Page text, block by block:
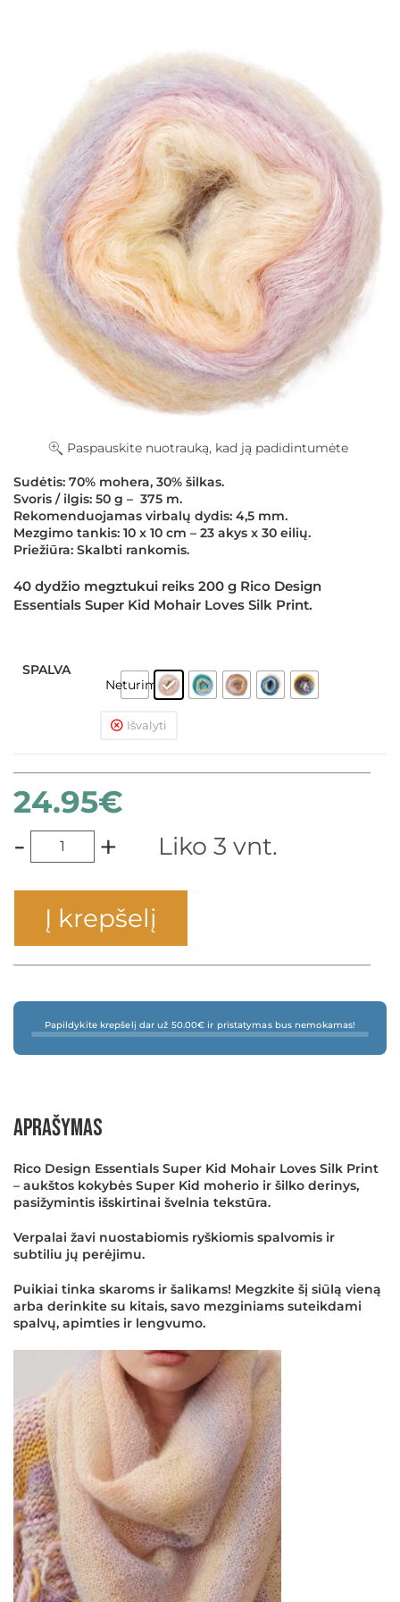
Paspauskite nuotrauką, kad ją padidintumėte
Sudėtis: 70% mohera, 30% šilkas.
Svoris / ilgis: 50 g – 375 m.
Rekomenduojamas virbalų dydis: 4,5 mm.
Mezgimo tankis: 10 x 10 cm – 23 akys x 30 eilių.
Priežiūra: Skalbti rankomis.
40 dydžio megztukui reiks 200 g Rico Design
Essentials Super Kid Mohair Loves Silk Print.
SPALVA
Neturime
Išvalyti
24.95€
- + Liko 3 vnt.
Į krepšelį
Papildykite krepšelį dar už 50.00€ ir pristatymas bus nemokamas!
Aprašymas
Rico Design Essentials Super Kid Mohair Loves Silk Print
– aukštos kokybės Super Kid moherio ir šilko derinys,
pasižymintis išskirtinai švelnia tekstūra.
Verpalai žavi nuostabiomis ryškiomis spalvomis ir
subtiliu jų perėjimu.
Puikiai tinka skaroms ir šalikams! Megzkite šį siūlą vieną
arba derinkite su kitais, savo mezginiams suteikdami
spalvų, apimties ir lengvumo.